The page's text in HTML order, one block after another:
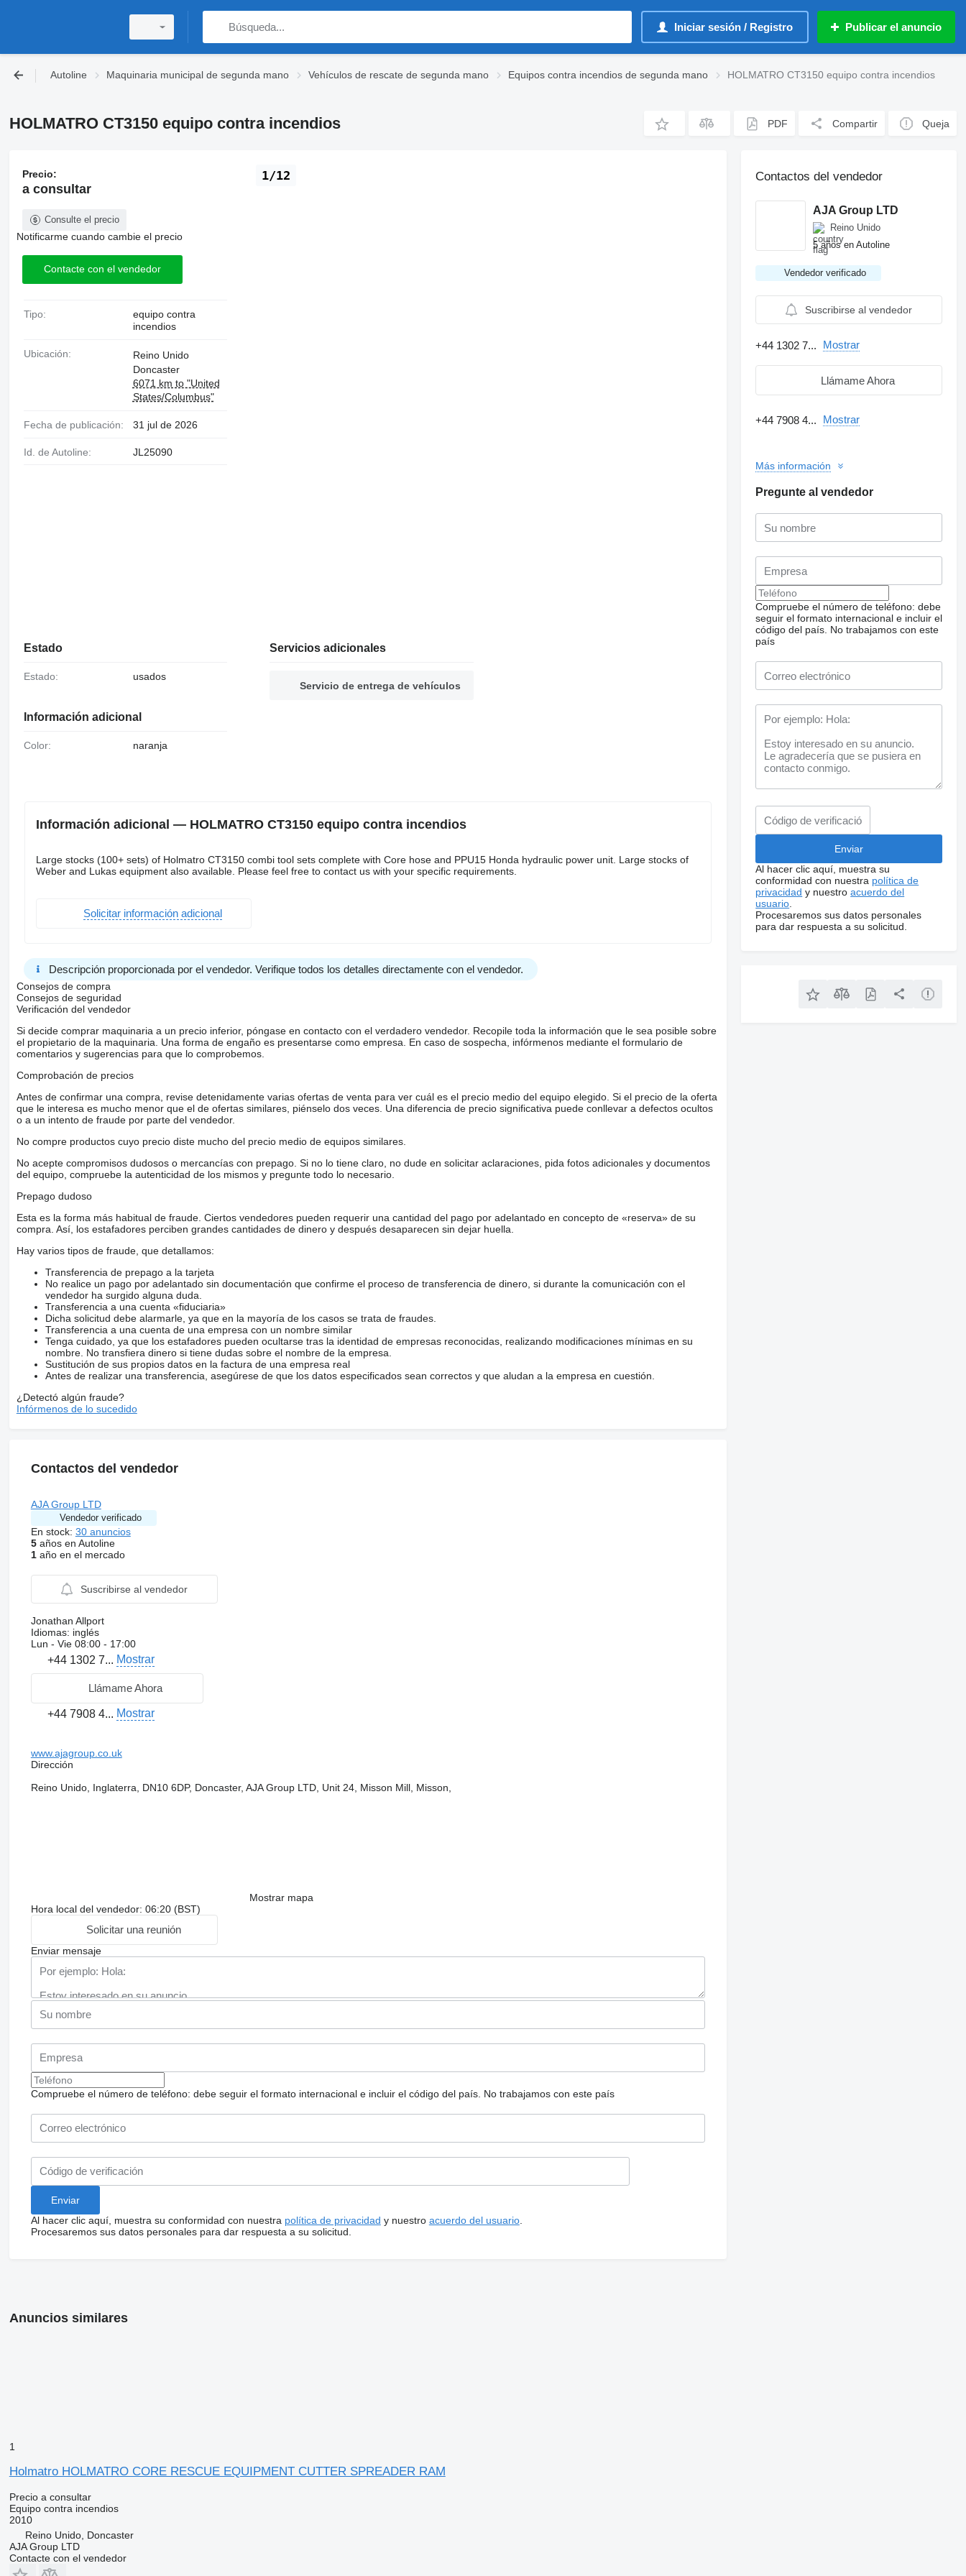
Iniciar sesión / Registro Publicar el anuncio
Autoline Maquinaria municipal de segunda mano Vehículos de rescate de segunda mano Equipos contra incendios de segunda mano HOLMATRO CT3150 equipo contra incendios
HOLMATRO CT3150 equipo contra incendios PDF Compartir Queja
1/12
Precio:
a consultar
Consulte el precio
Notificarme cuando cambie el precio
Contacte con el vendedor
Tipo:
equipo contra
incendios
Ubicación:
Reino Unido
Doncaster
6071 km to "United
States/Columbus"
Fecha de publicación: 31 jul de 2026
Id. de Autoline: JL25090
Estado
Estado: usados
Información adicional
Color: naranja
Servicios adicionales
Servicio de entrega de vehículos
Información adicional — HOLMATRO CT3150 equipo contra incendios
Large stocks (100+ sets) of Holmatro CT3150 combi tool sets complete with Core hose and PPU15 Honda hydraulic power unit. Large stocks of
Weber and Lukas equipment also available. Please feel free to contact us with your specific requirements.
Solicitar información adicional
Descripción proporcionada por el vendedor. Verifique todos los detalles directamente con el vendedor.
Consejos de compra
Consejos de seguridad
Verificación del vendedor
Si decide comprar maquinaria a un precio inferior, póngase en contacto con el verdadero vendedor. Recopile toda la información que le sea posible sobre
el propietario de la maquinaria. Una forma de engaño es presentarse como empresa. En caso de sospecha, infórmenos mediante el formulario de
comentarios y sugerencias para que lo comprobemos.
Comprobación de precios
Antes de confirmar una compra, revise detenidamente varias ofertas de venta para ver cuál es el precio medio del equipo elegido. Si el precio de la oferta
que le interesa es mucho menor que el de ofertas similares, piénselo dos veces. Una diferencia de precio significativa puede conllevar a defectos ocultos
o a un intento de fraude por parte del vendedor.
No compre productos cuyo precio diste mucho del precio medio de equipos similares.
No acepte compromisos dudosos o mercancías con prepago. Si no lo tiene claro, no dude en solicitar aclaraciones, pida fotos adicionales y documentos
del equipo, compruebe la autenticidad de los mismos y pregunte todo lo necesario.
Prepago dudoso
Esta es la forma más habitual de fraude. Ciertos vendedores pueden requerir una cantidad del pago por adelantado en concepto de «reserva» de su
compra. Así, los estafadores perciben grandes cantidades de dinero y después desaparecen sin dejar huella.
Hay varios tipos de fraude, que detallamos:
Transferencia de prepago a la tarjeta
No realice un pago por adelantado sin documentación que confirme el proceso de transferencia de dinero, si durante la comunicación con el
vendedor ha surgido alguna duda.
Transferencia a una cuenta «fiduciaria»
Dicha solicitud debe alarmarle, ya que en la mayoría de los casos se trata de fraudes.
Transferencia a una cuenta de una empresa con un nombre similar
Tenga cuidado, ya que los estafadores pueden ocultarse tras la identidad de empresas reconocidas, realizando modificaciones mínimas en su
nombre. No transfiera dinero si tiene dudas sobre el nombre de la empresa.
Sustitución de sus propios datos en la factura de una empresa real
Antes de realizar una transferencia, asegúrese de que los datos especificados sean correctos y que aludan a la empresa en cuestión.
¿Detectó algún fraude?
Infórmenos de lo sucedido
Contactos del vendedor
AJA Group LTD
Vendedor verificado
En stock: 30 anuncios
5años en Autoline
1año en el mercado
Suscribirse al vendedor
Jonathan Allport
Idiomas: inglés
Lun - Vie 08:00 - 17:00
+44 1302 7... Mostrar
Llámame Ahora
+44 7908 4... Mostrar
www.ajagroup.co.uk
Dirección
Reino Unido, Inglaterra, DN10 6DP, Doncaster, AJA Group LTD, Unit 24, Misson Mill, Misson,
Mostrar mapa
Hora local del vendedor: 06:20 (BST)
Solicitar una reunión
Enviar mensaje
Compruebe el número de teléfono: debe seguir el formato internacional e incluir el código del país. No trabajamos con este país
Al hacer clic aquí, muestra su conformidad con nuestra política de privacidad y nuestro acuerdo del usuario.
Procesaremos sus datos personales para dar respuesta a su solicitud.
Contactos del vendedor
AJA Group LTD
Reino Unido
5 años en Autoline
Vendedor verificado
Suscribirse al vendedor
+44 1302 7... Mostrar
Llámame Ahora
+44 7908 4... Mostrar
Más información
Pregunte al vendedor
Compruebe el número de teléfono: debe
seguir el formato internacional e incluir el
código del país. No trabajamos con este
país
Al hacer clic aquí, muestra su
conformidad con nuestra política de
privacidad y nuestroacuerdo del
usuario
Procesaremos sus datos personales
para dar respuesta a su solicitud.
Anuncios similares
1
Holmatro HOLMATRO CORE RESCUE EQUIPMENT CUTTER SPREADER RAM
Precio a consultar
Equipo contra incendios
2010
Reino Unido, Doncaster
AJA Group LTD
Contacte con el vendedor